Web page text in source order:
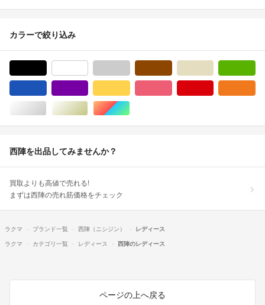
カラーで絞り込み
シルバー/銀色系ゴールド/金色系マルチカラー
西陣を出品してみませんか？
買取よりも高値で売れる!
まずは西陣の売れ筋価格をチェック
ラクマ ブランド一覧 西陣（ニシジン）
レディース
ラクマ
カテゴリ一覧 レディース 西陣のレディース
ページの上へ戻る